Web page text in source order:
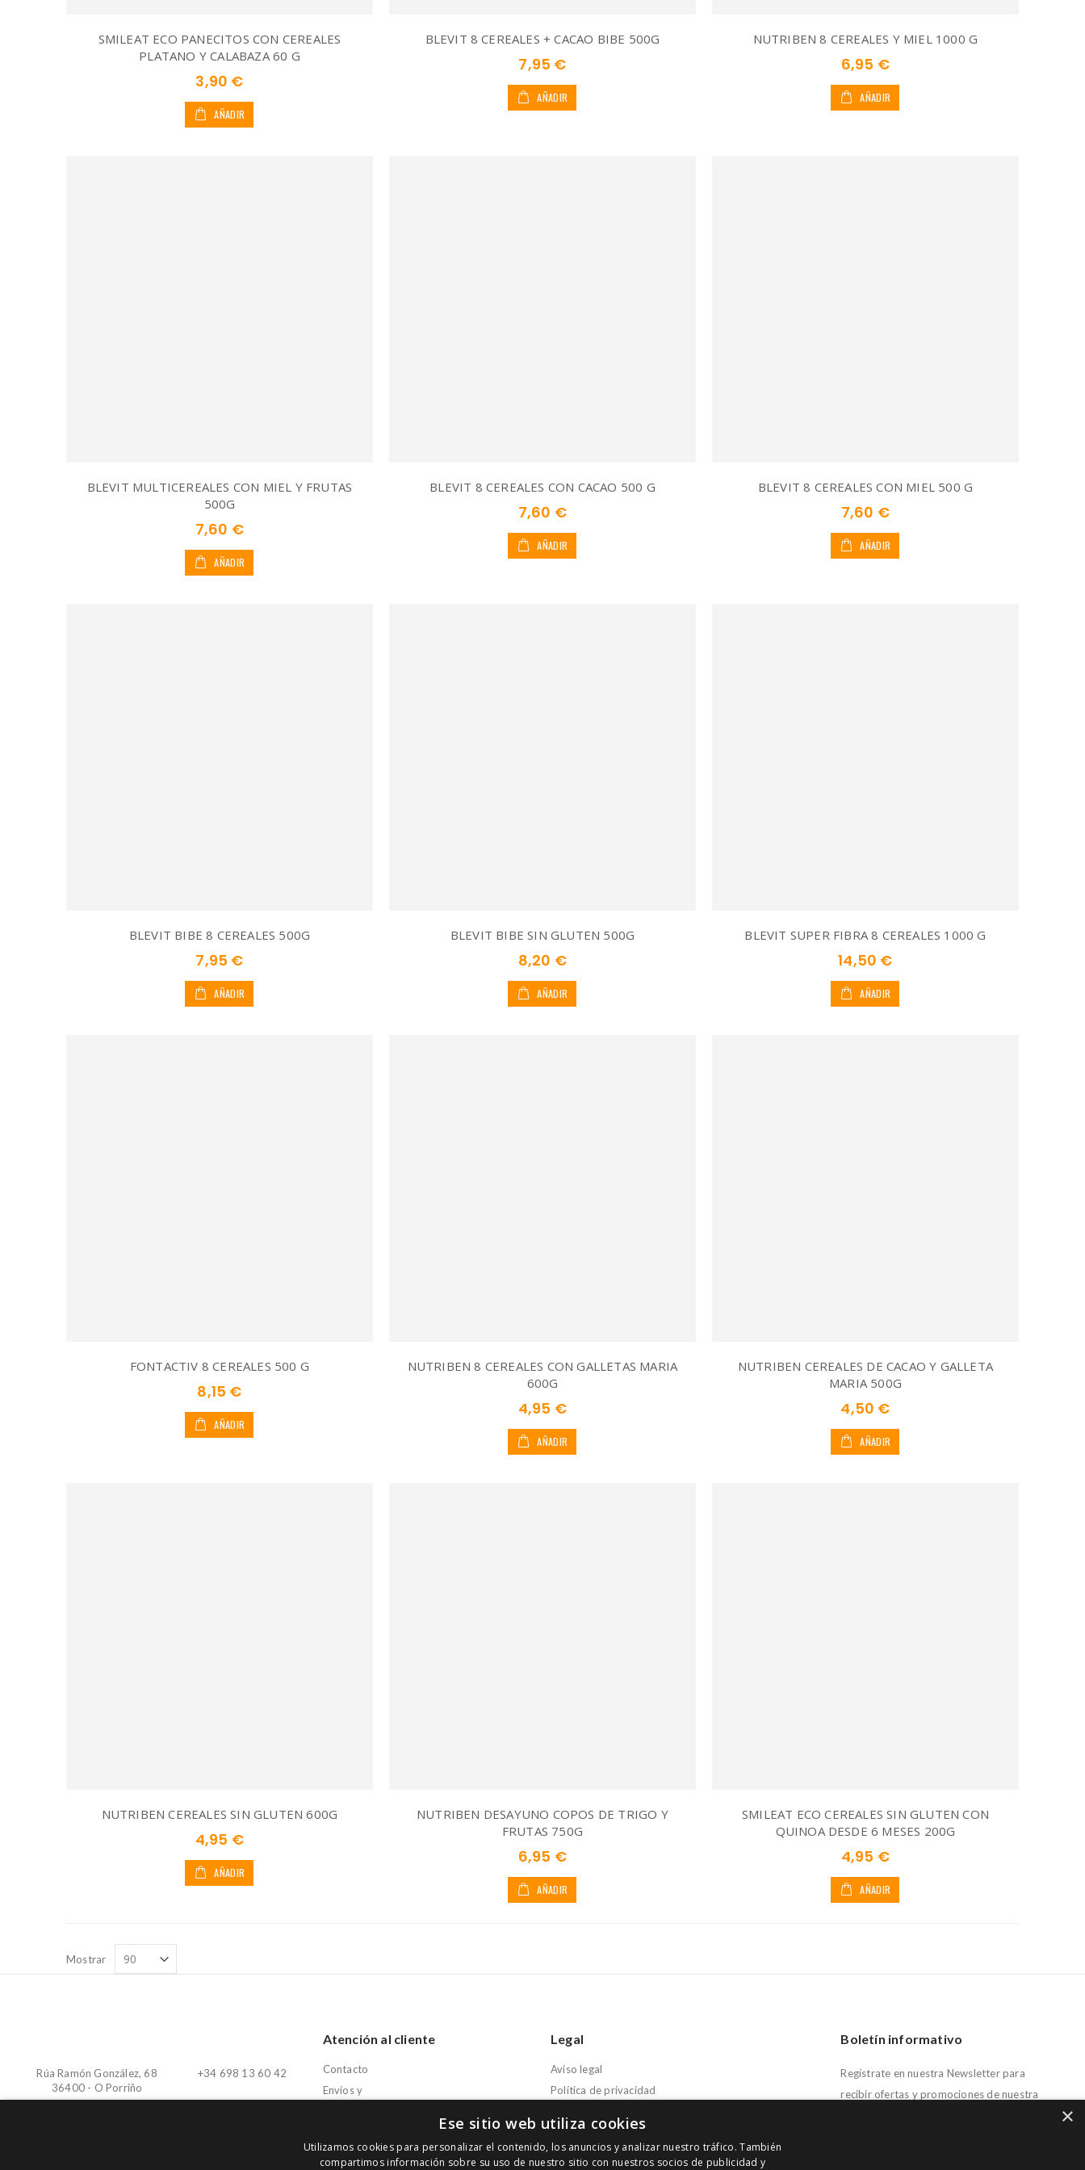
SMILEAT ECO PANECITOS CON CEREALES
PLATANO Y CALABAZA 60 G
3,90 €
AÑADIR
BLEVIT 8 CEREALES + CACAO BIBE 500G
7,95 €
AÑADIR
NUTRIBEN 8 CEREALES Y MIEL 1000 G
6,95 €
AÑADIR
BLEVIT MULTICEREALES CON MIEL Y FRUTAS
500G
7,60 €
AÑADIR
BLEVIT 8 CEREALES CON CACAO 500 G
7,60 €
AÑADIR
BLEVIT 8 CEREALES CON MIEL 500 G
7,60 €
AÑADIR
BLEVIT BIBE 8 CEREALES 500G
7,95 €
AÑADIR
BLEVIT BIBE SIN GLUTEN 500G
8,20 €
AÑADIR
BLEVIT SUPER FIBRA 8 CEREALES 1000 G
14,50 €
AÑADIR
FONTACTIV 8 CEREALES 500 G
8,15 €
AÑADIR
NUTRIBEN 8 CEREALES CON GALLETAS MARIA
600G
4,95 €
AÑADIR
NUTRIBEN CEREALES DE CACAO Y GALLETA
MARIA 500G
4,50 €
AÑADIR
NUTRIBEN CEREALES SIN GLUTEN 600G
4,95 €
AÑADIR
NUTRIBEN DESAYUNO COPOS DE TRIGO Y
FRUTAS 750G
6,95 €
AÑADIR
SMILEAT ECO CEREALES SIN GLUTEN CON
QUINOA DESDE 6 MESES 200G
4,95 €
AÑADIR
Mostrar
Rúa Ramón González, 68
36400 - O Porriño
+34 698 13 60 42
Atención al cliente
Contacto
Envíos y
Legal
Aviso legal
Política de privacidad
Condiciones de compra
Boletín informativo
Regístrate en nuestra Newsletter para
recibir ofertas y promociones de nuestra
×
Ese sitio web utiliza cookies
Utilizamos cookies para personalizar el contenido, los anuncios y analizar nuestro tráfico. También
compartimos información sobre su uso de nuestro sitio con nuestros socios de publicidad y